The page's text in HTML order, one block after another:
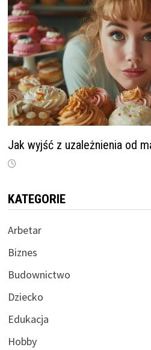
Jak wyjść z uzależnienia od
KATEGORIE
Arbetar
Biznes
Budownictwo
Dziecko
Edukacja
Hobby